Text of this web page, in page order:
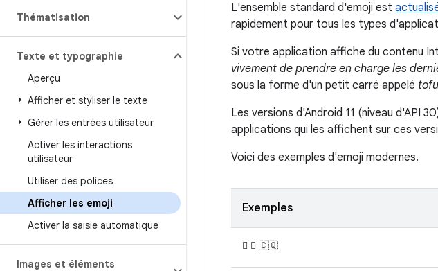
Thématisation
Texte et typographie
Aperçu
Afficher et styliser le texte
Gérer les entrées utilisateur
Activer les interactions
utilisateur
Utiliser des polices
Afficher les emoji
Activer la saisie automatique
Images et éléments
L'ensemble standard d'emoji est
rapidement pour tous les types
Si votre application affiche du contenu
vivement de prendre en charge les
sous la forme d'un petit carré appelé tofu
Les versions d'Android 11 (niveau d'API
applications qui les affichent sur ces
Voici des exemples d'emoji modernes.
Exemples
🫩 🪉 🇨🇶